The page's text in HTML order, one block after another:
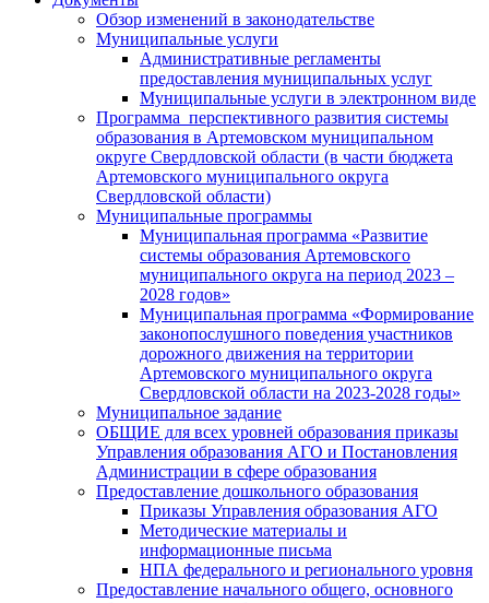
Обзор изменений в законодательстве
Муниципальные услуги
Административные регламенты
предоставления муниципальных услуг
Муниципальные услуги в электронном виде
Программа перспективного развития системы
образования в Артемовском муниципальном
округе Свердловской области (в части бюджета
Артемовского муниципального округа
Свердловской области)
Муниципальные программы
Муниципальная программа «Развитие
системы образования Артемовского
муниципального округа на период 2023 –
2028 годов»
Муниципальная программа «Формирование
законопослушного поведения участников
дорожного движения на территории
Артемовского муниципального округа
Свердловской области на 2023-2028 годы»
Муниципальное задание
ОБЩИЕ для всех уровней образования приказы
Управления образования АГО и Постановления
Администрации в сфере образования
Предоставление дошкольного образования
Приказы Управления образования АГО
Методические материалы и
информационные письма
НПА федерального и регионального уровня
Предоставление начального общего, основного